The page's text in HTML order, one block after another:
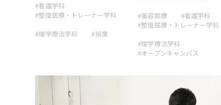
#看護学科
#整復医療・トレーナー学科
#理学療法学科
#授業
#美容医療
#看護学科
#整復医療・トレーナー学科
#理学療法学科
#オープンキャンパス